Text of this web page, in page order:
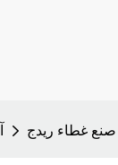
صنع غطاء ريدج